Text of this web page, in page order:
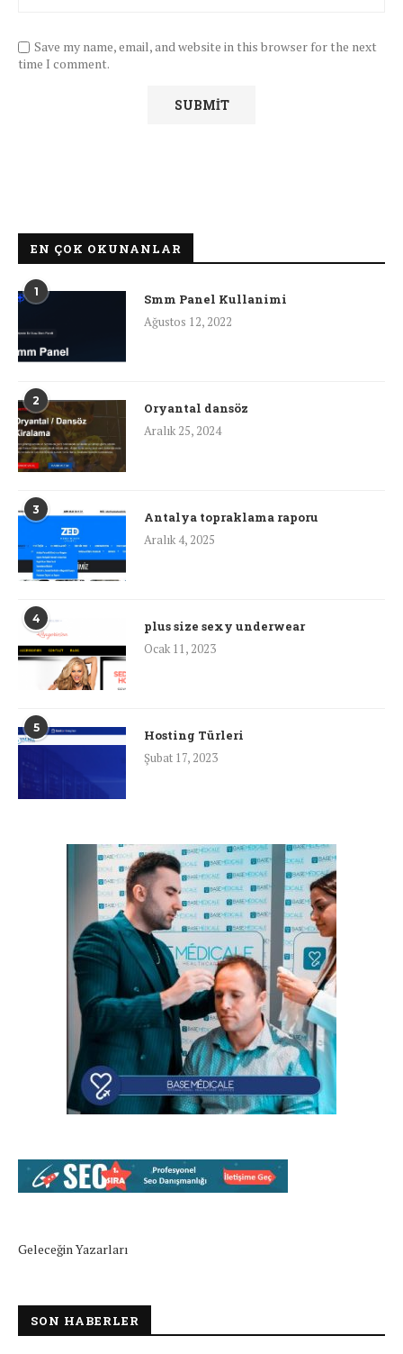
Save my name, email, and website in this browser for the next
time I comment.
EN ÇOK OKUNANLAR
1
Smm Panel Kullanimi
Ağustos 12, 2022
2
Oryantal dansöz
Aralık 25, 2024
3
Antalya topraklama raporu
Aralık 4, 2025
4
plus size sexy underwear
Ocak 11, 2023
5
Hosting Türleri
Şubat 17, 2023
Geleceğin Yazarları
SON HABERLER